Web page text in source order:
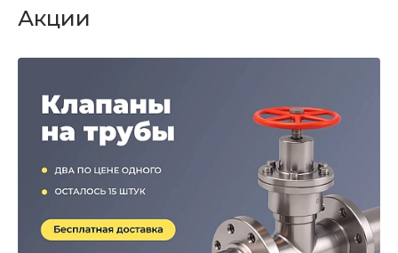
Акции